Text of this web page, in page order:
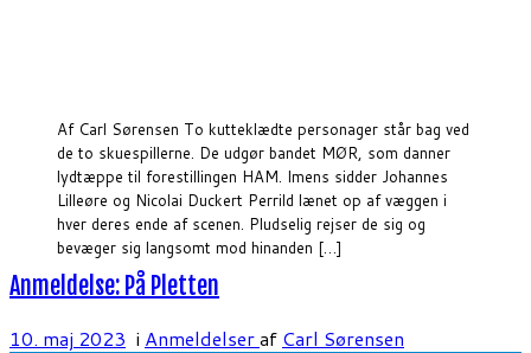
Af Carl Sørensen To kutteklædte personager står bag ved
de to skuespillerne. De udgør bandet MØR, som danner
lydtæppe til forestillingen HAM. Imens sidder Johannes
Lilleøre og Nicolai Duckert Perrild lænet op af væggen i
hver deres ende af scenen. Pludselig rejser de sig og
bevæger sig langsomt mod hinanden […]
Anmeldelse: På Pletten
10. maj 2023 i Anmeldelseraf Carl Sørensen